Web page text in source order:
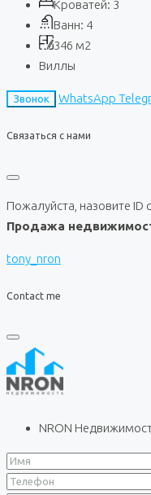
Кроватей: 3
Ванн: 4
346 м2
Виллы
Звонок WhatsApp
Связаться с нами
Пожалуйста, назовите
Продажа
tony_nron
Contact me
NRON